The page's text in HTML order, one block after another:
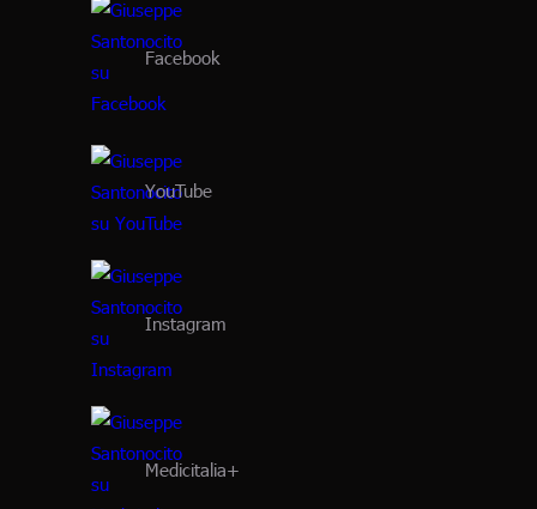
Facebook
YouTube
Instagram
Medicitalia+